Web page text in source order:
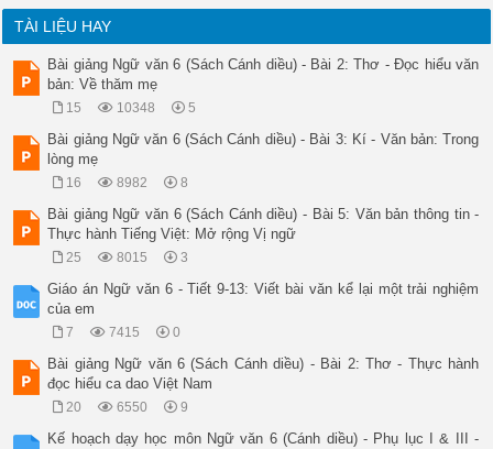
TÀI LIỆU HAY
Bài giảng Ngữ văn 6 (Sách Cánh diều) - Bài 2: Thơ - Đọc hiểu văn
bản: Về thăm mẹ
15 10348 5
Bài giảng Ngữ văn 6 (Sách Cánh diều) - Bài 3: Kí - Văn bản: Trong
lòng mẹ
16 8982 8
Bài giảng Ngữ văn 6 (Sách Cánh diều) - Bài 5: Văn bản thông tin -
Thực hành Tiếng Việt: Mở rộng Vị ngữ
25 8015 3
Giáo án Ngữ văn 6 - Tiết 9-13: Viết bài văn kể lại một trải nghiệm
của em
7 7415 0
Bài giảng Ngữ văn 6 (Sách Cánh diều) - Bài 2: Thơ - Thực hành
đọc hiểu ca dao Việt Nam
20 6550 9
Kế hoạch dạy học môn Ngữ văn 6 (Cánh diều) - Phụ lục I & III -